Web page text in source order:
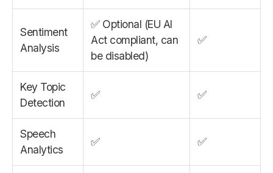
Sentiment
Analysis
✅ Optional (EU AI
Act compliant, can
be disabled)
✅
Key Topic
Detection
✅ ✅
Speech
Analytics
✅ ✅